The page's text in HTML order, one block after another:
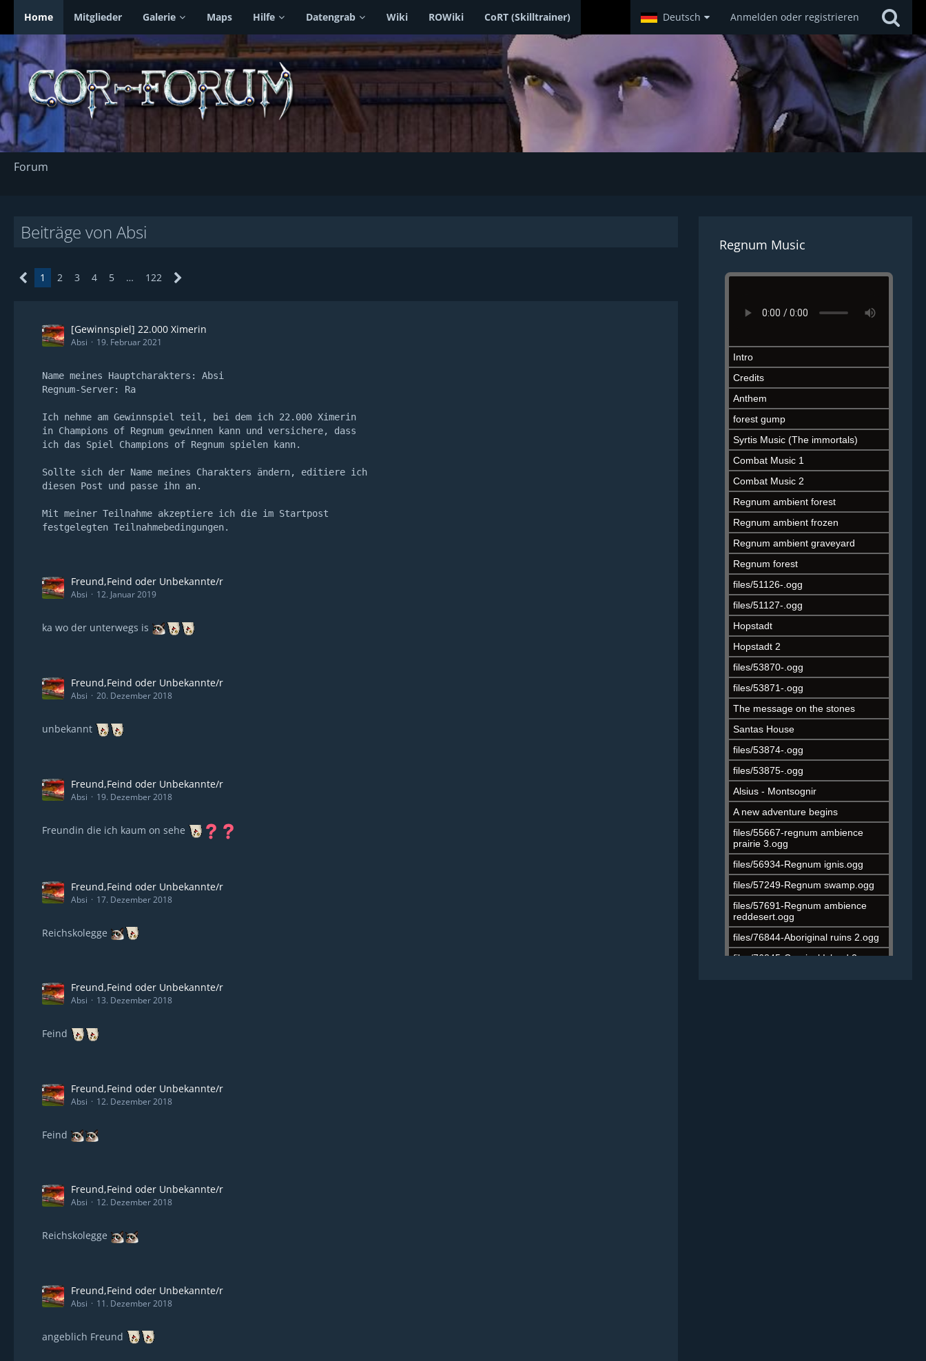
Home Mitglieder Galerie Maps Hilfe Datengrab Wiki ROWiki CoRT (Skilltrainer) Deutsch Anmelden oder registrieren
Forum
Beiträge von Absi
1 2 3 4 5 … 122
[Gewinnspiel] 22.000 Ximerin
Absi 19. Februar 2021
Name meines Hauptcharakters: Absi
Regnum-Server: Ra
Ich nehme am Gewinnspiel teil, bei dem ich 22.000 Ximerin
in Champions of Regnum gewinnen kann und versichere, dass
ich das Spiel Champions of Regnum spielen kann.
Sollte sich der Name meines Charakters ändern, editiere ich
diesen Post und passe ihn an.
Mit meiner Teilnahme akzeptiere ich die im Startpost
festgelegten Teilnahmebedingungen.
Freund,Feind oder Unbekannte/r
Absi 12. Januar 2019
ka wo der unterwegs is
Freund,Feind oder Unbekannte/r
Absi 20. Dezember 2018
unbekannt
Freund,Feind oder Unbekannte/r
Absi 19. Dezember 2018
Freundin die ich kaum on sehe
Freund,Feind oder Unbekannte/r
Absi 17. Dezember 2018
Reichskolegge
Freund,Feind oder Unbekannte/r
Absi 13. Dezember 2018
Feind
Freund,Feind oder Unbekannte/r
Absi 12. Dezember 2018
Feind
Freund,Feind oder Unbekannte/r
Absi 12. Dezember 2018
Reichskolegge
Freund,Feind oder Unbekannte/r
Absi 11. Dezember 2018
angeblich Freund
Regnum Music